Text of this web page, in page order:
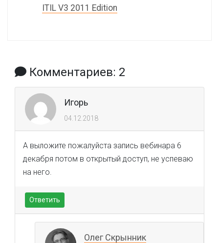
ITIL V3 2011 Edition
Комментариев: 2
Игорь
04.12.2018
А выложите пожалуйста запись вебинара 6
декабря потом в открытый доступ, не успеваю
на него.
Ответить
Олег Скрынник